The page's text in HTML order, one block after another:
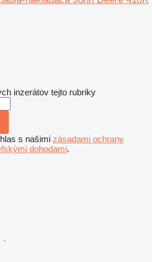
inzerátov tejto rubriky
s našimi zásadami ochrany
dohodami.